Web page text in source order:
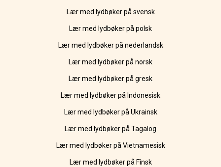
Lær med lydbøker på svensk
Lær med lydbøker på polsk
Lær med lydbøker på nederlandsk
Lær med lydbøker på norsk
Lær med lydbøker på gresk
Lær med lydbøker på Indonesisk
Lær med lydbøker på Ukrainsk
Lær med lydbøker på Tagalog
Lær med lydbøker på Vietnamesisk
Lær med lydbøker på Finsk